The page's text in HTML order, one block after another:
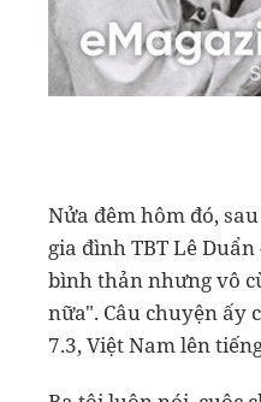
Nửa đêm hôm đó,
gia đình TBT Lê
bình thản nhưng vô
nữa". Câu chuyện ấy
7.3, Việt Nam lên